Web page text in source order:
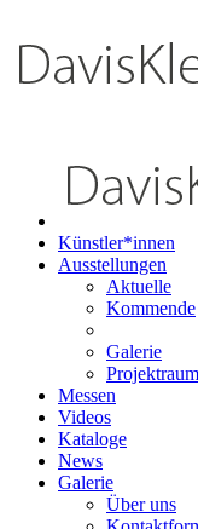
Künstler*innen
Ausstellungen
Aktuelle
Kommende
Galerie
Projektraum
Messen
Videos
Kataloge
News
Galerie
Über uns